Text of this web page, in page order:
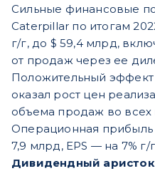
Сильные финансовые
Caterpillar по итогам
г/г, до $ 59,4 млрд,
от продаж через ее
Положительный
оказал рост цен
объема продаж во всех
Операционная прибыль
7,9 млрд, EPS — на 7% г/
Дивидендный